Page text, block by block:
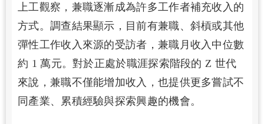
上工觀察，兼職逐漸成為許多工作者補充收入的
方式。調查結果顯示，目前有兼職、斜槓或其他
彈性工作收入來源的受訪者，兼職月收入中位數
約 1 萬元。對於正處於職涯探索階段的 Z 世代
來說，兼職不僅能增加收入，也提供更多嘗試不
同產業、累積經驗與探索興趣的機會。